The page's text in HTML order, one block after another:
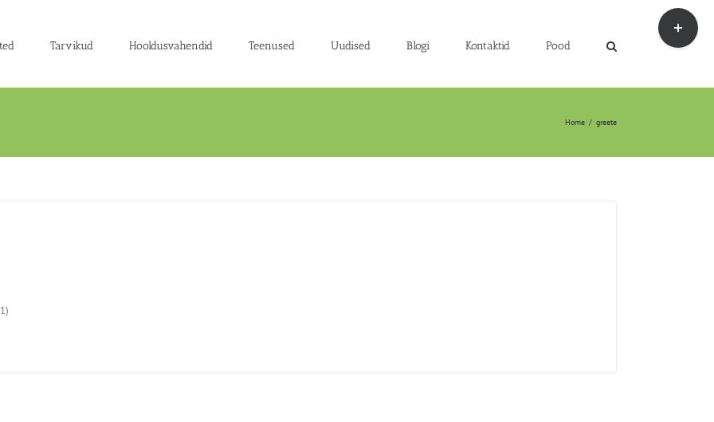
Tarvikud Hooldusvahendid Teenused Uudised Blogi Kontaktid Pood
Home / greete
Toggle
Sliding
Bar